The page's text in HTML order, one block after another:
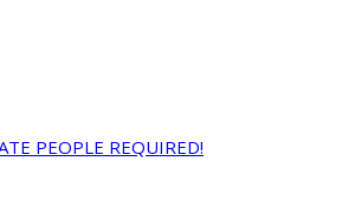
PEOPLE REQUIRED!